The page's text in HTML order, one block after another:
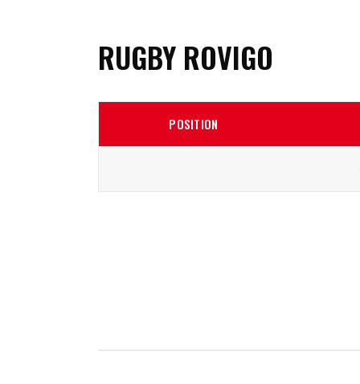
RUGBY ROVIGO
POSITION